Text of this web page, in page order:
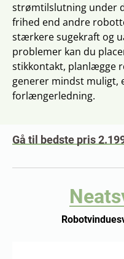
strømtilslutning under
frihed end andre
stærkere sugekraft og
problemer kan du
stikkontakt, planlægge
generer mindst muligt,
forlængerledning.
Gå til bedste pris